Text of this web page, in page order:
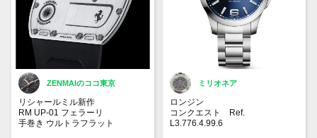
ZENMAIのココ東京
リシャールミル新作
RM UP-01 フェラーリ
手巻き ウルトラフラット
ミリオネア
ロンジン
コンクエスト Ref.
L3.776.4.99.6